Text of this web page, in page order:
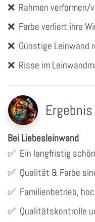
❌ Rahmen verformen/
❌ Farbe verliert ihre
❌ Günstige
❌ Risse im
Ergebnis
Bei Liebesleinwand
✅ Ein langfristig
✅ Qualität & Farbe
✅ Familienbetrieb,
✅ Qualitätskontrolle